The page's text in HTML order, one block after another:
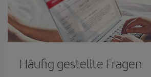
Häufig gestellte Fragen